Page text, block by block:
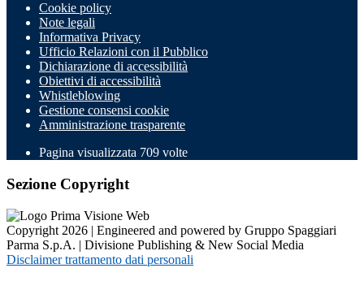
Cookie policy
Note legali
Informativa Privacy
Ufficio Relazioni con il Pubblico
Dichiarazione di accessibilità
Obiettivi di accessibilità
Whistleblowing
Gestione consensi cookie
Amministrazione trasparente
Pagina visualizzata 709 volte
Sezione Copyright
Copyright 2026 | Engineered and powered by Gruppo Spaggiari
Parma S.p.A. | Divisione Publishing & New Social Media
Disclaimer trattamento dati personali